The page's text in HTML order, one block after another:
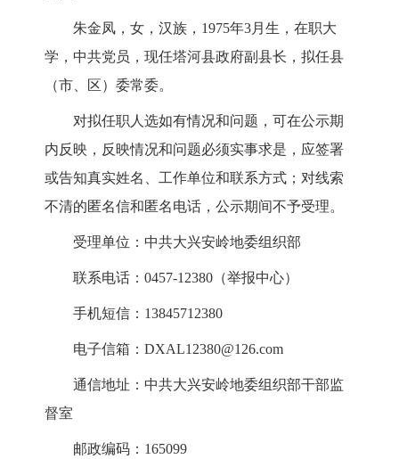
朱金凤，女，汉族， 1975年3月 生 ， 在职大
学 ，中共党员，现任塔河县政府副县长 ，拟任县
（市、区）委常委。
对拟任职人选如有情况和问题，可在公示期
内反映，反映情况和问题必须实事求是，应签署
或告知真实姓名、工作单位和联系方式；对线索
不清的匿名信和匿名电话，公示期间不予受理。
受理单位：中共大兴安岭地委组织部
联系电话： 0457-12380 （举报中心）
手机短信： 13845712380
电子信箱： DXAL12380@126.com
通信地址：中共大兴安岭地委组织部干部监
督室
邮政编码： 165099